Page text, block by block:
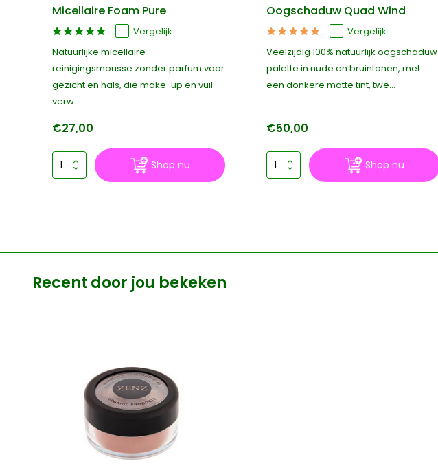
Micellaire Foam Pure
Vergelijk
Natuurlijke micellaire
reinigingsmousse zonder parfum voor
gezicht en hals, die make-up en vuil
verw...
€27,00
Shop nu
Oogschaduw Quad Wind
Vergelijk
Veelzijdig 100% natuurlijk oogschaduw
palette in nude en bruintonen, met
een donkere matte tint, twe...
€50,00
Shop nu
Recent door jou bekeken